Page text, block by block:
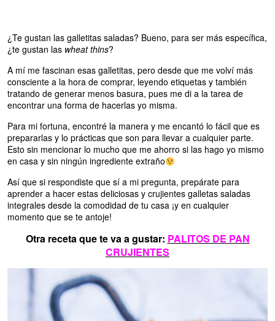
¿Te gustan las galletitas saladas? Bueno, para ser más específica,
¿te gustan las wheat thins?
A mí me fascinan esas galletitas, pero desde que me volví más
consciente a la hora de comprar, leyendo etiquetas y también
tratando de generar menos basura, pues me di a la tarea de
encontrar una forma de hacerlas yo misma.
Para mi fortuna, encontré la manera y me encantó lo fácil que es
prepararlas y lo prácticas que son para llevar a cualquier parte.
Esto sin mencionar lo mucho que me ahorro si las hago yo mismo
en casa y sin ningún ingrediente extraño
Así que si respondiste que sí a mi pregunta, prepárate para
aprender a hacer estas deliciosas y crujientes galletas saladas
integrales desde la comodidad de tu casa ¡y en cualquier
momento que se te antoje!
Otra receta que te va a gustar: PALITOS DE PAN
CRUJIENTES